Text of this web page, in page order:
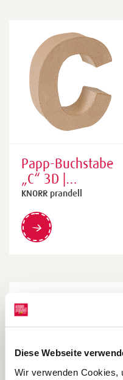
Diese Webseite
Wir verwenden Cookies,
Papp-Buchstabe
„C“ 3D |
160×175×55
mm, natur
KNORR prandell